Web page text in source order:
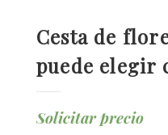
Cesta de
puede elegir
Solicitar precio